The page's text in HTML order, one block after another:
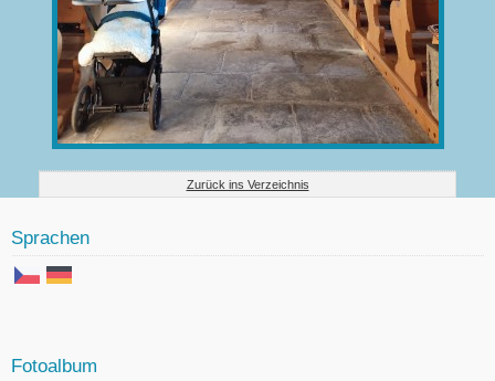
Zurück ins Verzeichnis
Sprachen
Fotoalbum